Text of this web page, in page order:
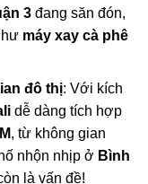
3 đang săn đón,
máy xay cà phê
đô thị: Với kích
dễ dàng tích hợp
, từ không gian
nhộn nhịp ở Bình
là vấn đề!